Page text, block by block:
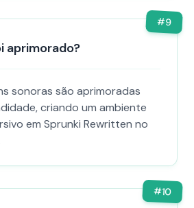
#9
aprimorado?
sonoras são aprimoradas
criando um ambiente
em Sprunki Rewritten no
#10